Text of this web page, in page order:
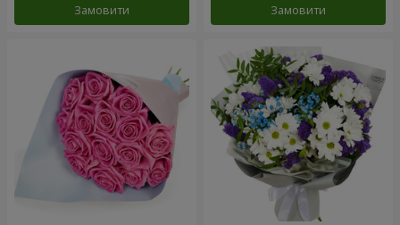
Замовити Замовити